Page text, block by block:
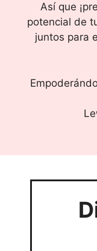
Así que
potencial de
juntos para